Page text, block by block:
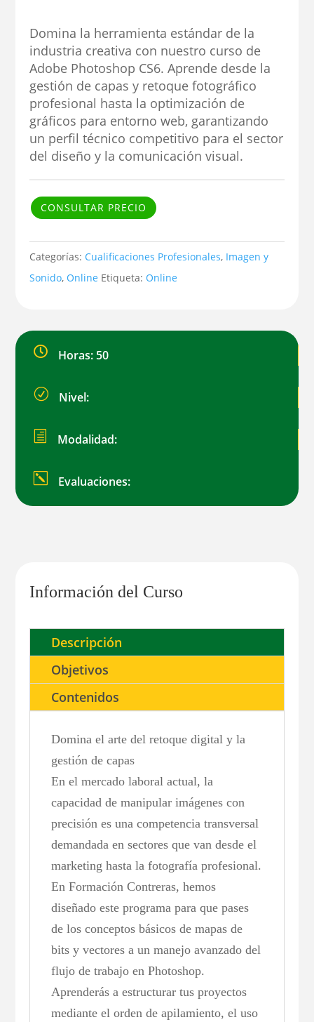
Domina la herramienta estándar de la
industria creativa con nuestro curso de
Adobe Photoshop CS6. Aprende desde la
gestión de capas y retoque fotográfico
profesional hasta la optimización de
gráficos para entorno web, garantizando
un perfil técnico competitivo para el sector
del diseño y la comunicación visual.
CONSULTAR PRECIO
Categorías: Cualificaciones Profesionales, Imagen y
Sonido, Online Etiqueta: Online
 Horas: 50
R Nivel:
h Modalidad:
k Evaluaciones:
Información del Curso
Descripción
Objetivos
Contenidos
Domina el arte del retoque digital y la
gestión de capas
En el mercado laboral actual, la
capacidad de manipular imágenes con
precisión es una competencia transversal
demandada en sectores que van desde el
marketing hasta la fotografía profesional.
En Formación Contreras, hemos
diseñado este programa para que pases
de los conceptos básicos de mapas de
bits y vectores a un manejo avanzado del
flujo de trabajo en Photoshop.
Aprenderás a estructurar tus proyectos
mediante el orden de apilamiento, el uso